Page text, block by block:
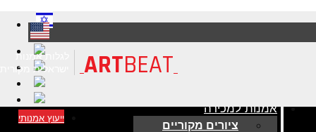
לגלות אמנות
ישראלית מקורית
ARTBEAT
ייעוץ אמנותי
אמנות למכירה
ציורים מקוריים